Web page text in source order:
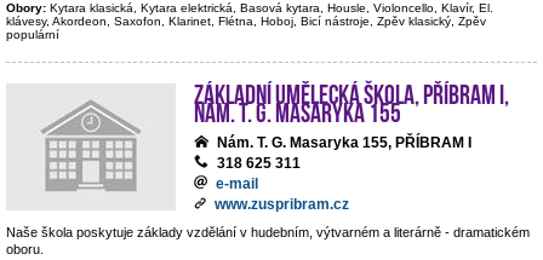
Obory: Kytara klasická, Kytara elektrická, Basová kytara, Housle, Violoncello, Klavír, El.
klávesy, Akordeon, Saxofon, Klarinet, Flétna, Hoboj, Bicí nástroje, Zpěv klasický, Zpěv
populární
Základní umělecká škola, Příbram I,
nám. T. G. Masaryka 155
Nám. T. G. Masaryka 155, PŘÍBRAM I
318 625 311
e-mail
www.zuspribram.cz
Naše škola poskytuje základy vzdělání v hudebním, výtvarném a literárně - dramatickém
oboru.